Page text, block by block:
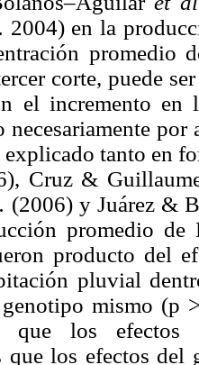
2004) en la
promedio
corte, puede
el incremento
necesariamente por
explicado tanto en
Cruz &
(2006) y Juárez &
promedio
producto del
pluvial
mismo (p
que los efectos
que los efectos del